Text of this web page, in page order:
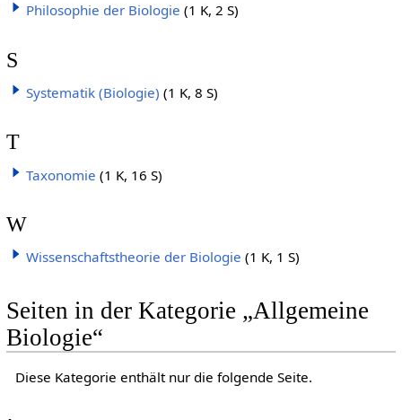
Philosophie der Biologie (1 K, 2 S)
S
Systematik (Biologie) (1 K, 8 S)
T
Taxonomie (1 K, 16 S)
W
Wissenschaftstheorie der Biologie (1 K, 1 S)
Seiten in der Kategorie „Allgemeine
Biologie“
Diese Kategorie enthält nur die folgende Seite.